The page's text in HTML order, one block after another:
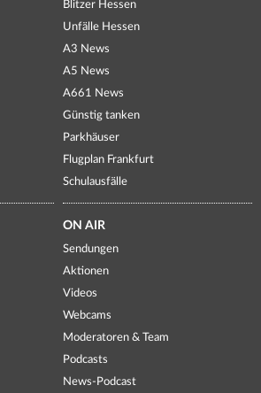
Blitzer Hessen
Unfälle Hessen
A3 News
A5 News
A661 News
Günstig tanken
Parkhäuser
Flugplan Frankfurt
Schulausfälle
ON AIR
Sendungen
Aktionen
Videos
Webcams
Moderatoren & Team
Podcasts
News-Podcast